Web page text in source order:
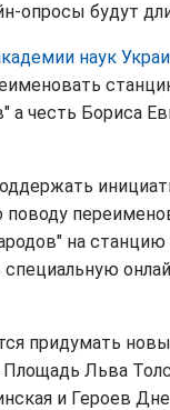
опросы будут
наук
честь Бориса
поводу
на станцию
придумать
Площадь Льва
и Героев